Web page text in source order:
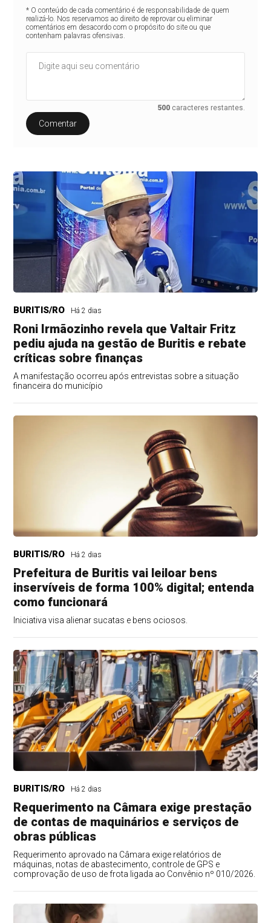
* O conteúdo de cada comentário é de responsabilidade de quem
realizá-lo. Nos reservamos ao direito de reprovar ou eliminar
comentários em desacordo com o propósito do site ou que
contenham palavras ofensivas.
500 caracteres restantes.
Comentar
BURITIS/RO Há 2 dias
Roni Irmãozinho revela que Valtair Fritz
pediu ajuda na gestão de Buritis e rebate
críticas sobre finanças
A manifestação ocorreu após entrevistas sobre a situação
financeira do município
BURITIS/RO Há 2 dias
Prefeitura de Buritis vai leiloar bens
inservíveis de forma 100% digital; entenda
como funcionará
Iniciativa visa alienar sucatas e bens ociosos.
BURITIS/RO Há 2 dias
Requerimento na Câmara exige prestação
de contas de maquinários e serviços de
obras públicas
Requerimento aprovado na Câmara exige relatórios de
máquinas, notas de abastecimento, controle de GPS e
comprovação de uso de frota ligada ao Convênio nº 010/2026.